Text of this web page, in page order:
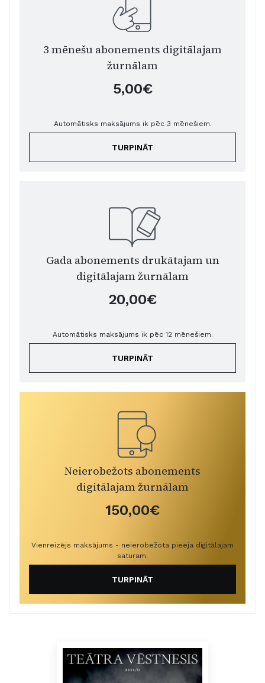
3 mēnešu abonements digitālajam
žurnālam
5,00€
Automātisks maksājums ik pēc 3 mēnešiem.
TURPINĀT
Gada abonements drukātajam un
digitālajam žurnālam
20,00€
Automātisks maksājums ik pēc 12 mēnešiem.
TURPINĀT
Neierobežots abonements
digitālajam žurnālam
150,00€
Vienreizējs maksājums - neierobežota pieeja digitālajam
saturam.
TURPINĀT